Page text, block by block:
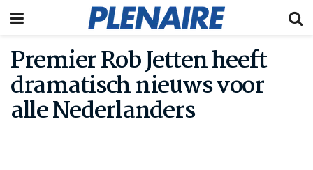
Premier Rob Jetten heeft
dramatisch nieuws voor
alle Nederlanders